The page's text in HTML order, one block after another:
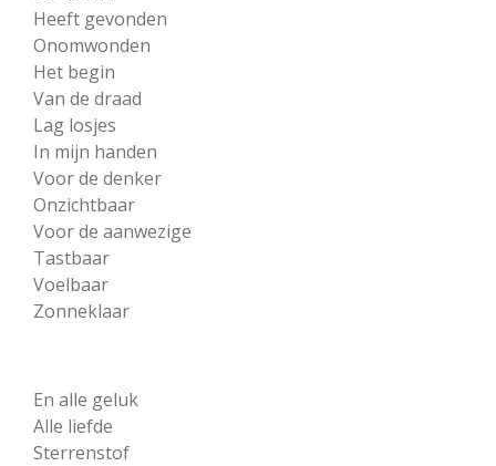
Heeft gevonden
Onomwonden
Het begin
Van de draad
Lag losjes
In mijn handen
Voor de denker
Onzichtbaar
Voor de aanwezige
Tastbaar
Voelbaar
Zonneklaar
En alle geluk
Alle liefde
Sterrenstof